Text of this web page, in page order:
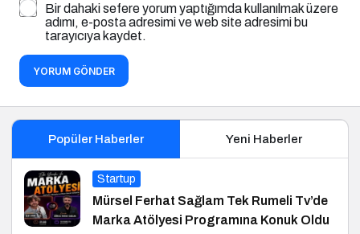
Bir dahaki sefere yorum yaptığımda kullanılmak üzere
adımı, e-posta adresimi ve web site adresimi bu
tarayıcıya kaydet.
YORUM GÖNDER
Popüler Haberler Yeni Haberler
Startup
Mürsel Ferhat Sağlam Tek Rumeli Tv’de
Marka Atölyesi Programına Konuk Oldu